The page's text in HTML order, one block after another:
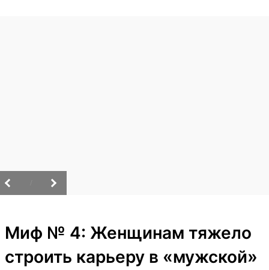
Миф № 4: Женщинам тяжело
строить карьеру в «мужской»